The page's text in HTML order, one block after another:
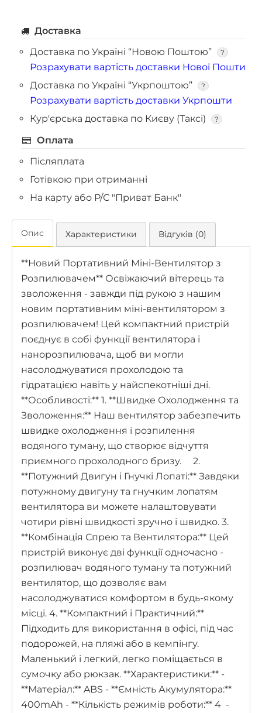
Доставка
Доставка по Україні “Новою Поштою”
?
Розрахувати вартість доставки Нової Пошти
Доставка по Україні “Укрпоштою”
?
Розрахувати вартість доставки Укрпошти
Кур'єрська доставка по Києву (Таксі)
?
Оплата
Післяплата
Готівкою при отриманні
На карту або Р/С "Приват Банк"
Опис Характеристики Відгуків (0)
**Новий Портативний Міні-Вентилятор з
Розпилювачем** Освіжаючий вітерець та
зволоження - завжди під рукою з нашим
новим портативним міні-вентилятором з
розпилювачем! Цей компактний пристрій
поєднує в собі функції вентилятора і
нанорозпилювача, щоб ви могли
насолоджуватися прохолодою та
гідратацією навіть у найспекотніші дні.
**Особливості:** 1. **Швидке Охолодження та
Зволоження:** Наш вентилятор забезпечить
швидке охолодження і розпилення
водяного туману, що створює відчуття
приємного прохолодного бризу. 2.
**Потужний Двигун і Гнучкі Лопаті:** Завдяки
потужному двигуну та гнучким лопатям
вентилятора ви можете налаштовувати
чотири рівні швидкості зручно і швидко. 3.
**Комбінація Спрею та Вентилятора:** Цей
пристрій виконує дві функції одночасно -
розпилювач водяного туману та потужний
вентилятор, що дозволяє вам
насолоджуватися комфортом в будь-якому
місці. 4. **Компактний і Практичний:**
Підходить для використання в офісі, під час
подорожей, на пляжі або в кемпінгу.
Маленький і легкий, легко поміщається в
сумочку або рюкзак. **Характеристики:** -
**Матеріал:** ABS - **Ємність Акумулятора:**
400mAh - **Кількість режимів роботи:** 4 -